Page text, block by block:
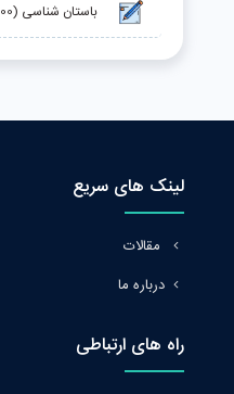
باستان شناسی (100)
لینک های سریع
مقالات
درباره ما
راه های ارتباطی